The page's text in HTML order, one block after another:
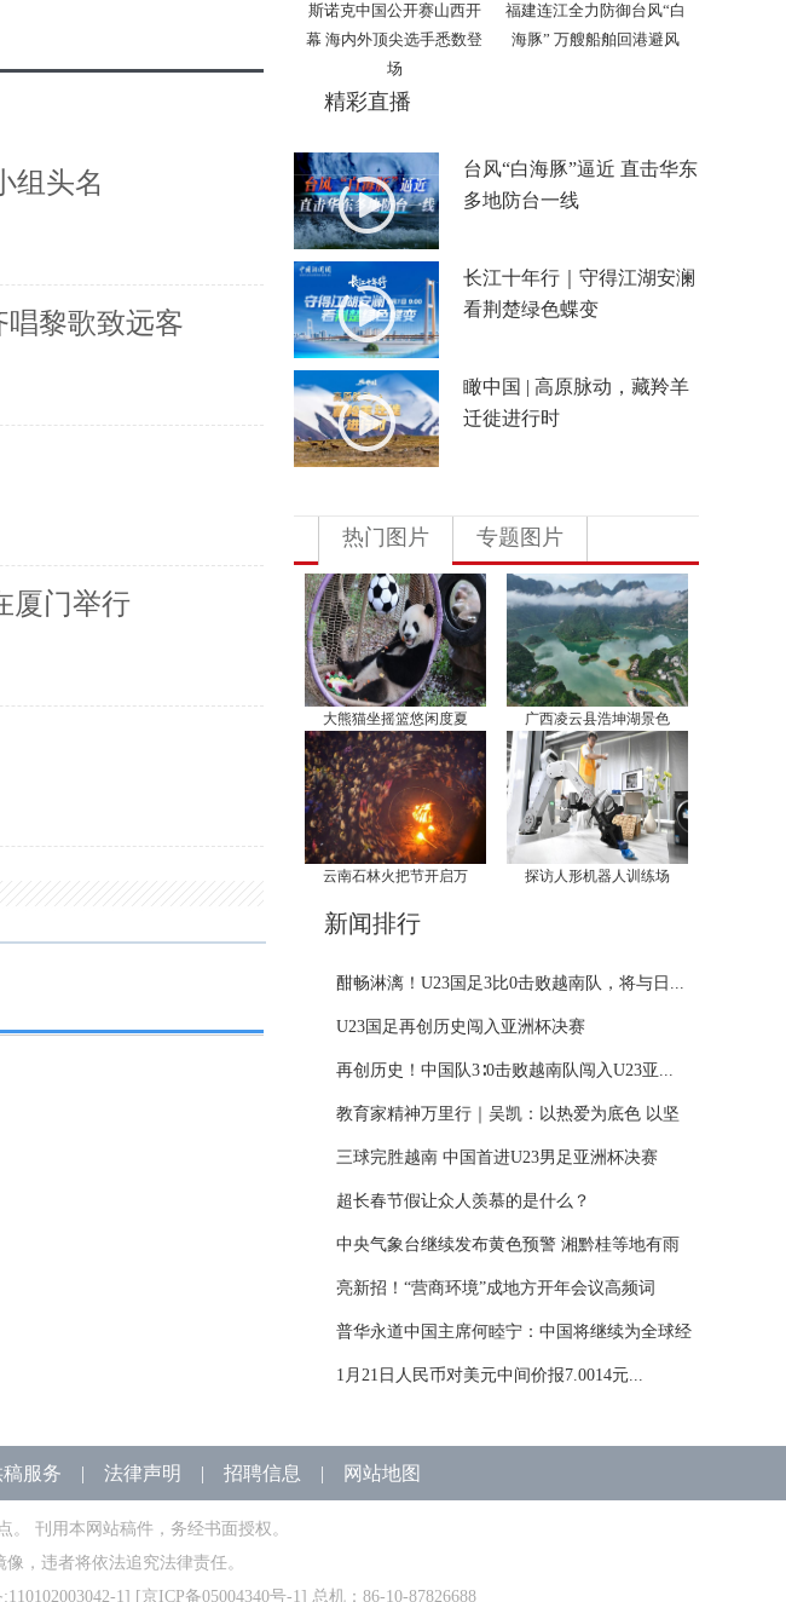
组头名
黎歌致远客
厦门举行
斯诺克中国公开赛山西开
幕 海内外顶尖选手悉数登
场
福建连江全力防御台风“白
海豚” 万艘船舶回港避风
精彩直播
台风“白海豚”逼近 直击华东
多地防台一线
长江十年行｜守得江湖安澜
看荆楚绿色蝶变
瞰中国 | 高原脉动，藏羚羊
迁徙进行时
热门图片 专题图片
大熊猫坐摇篮悠闲度夏 广西凌云县浩坤湖景色
云南石林火把节开启万 探访人形机器人训练场
新闻排行
酣畅淋漓！U23国足3比0击败越南队，将与日...
U23国足再创历史闯入亚洲杯决赛
再创历史！中国队3∶0击败越南队闯入U23亚...
教育家精神万里行｜吴凯：以热爱为底色 以坚
守...
三球完胜越南 中国首进U23男足亚洲杯决赛
超长春节假让众人羡慕的是什么？
中央气象台继续发布黄色预警 湘黔桂等地有雨
雪...
亮新招！“营商环境”成地方开年会议高频词
普华永道中国主席何睦宁：中国将继续为全球经
济...
1月21日人民币对美元中间价报7.0014元...
服务 | 法律声明 | 招聘信息 | 网站地图
刊用本网站稿件，务经书面授权。
，违者将依法追究法律责任。
1] [京ICP备05004340号-1] 总机：86-10-87826688